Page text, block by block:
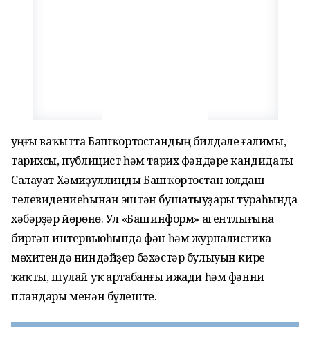
Һуңғы ваҡытта Башҡортостандың билдәле ғалимы,
тарихсы, публицист һәм тарих фәндәре кандидаты
Салауат Хәмиҙуллинды Башҡортостан юлдаш
телевидениеһынан эштән бушатыуҙары тураһында
хәбәрҙәр йөрөнө. Ул «Башинформ» агентлығына
биргән интервьюһында фән һәм журналистика
мөхитендә ниндәйҙер бәхәстәр булыуын кире
ҡаҡты, шулай уҡ артабанғы ижади һәм фәнни
пландары менән бүлеште.